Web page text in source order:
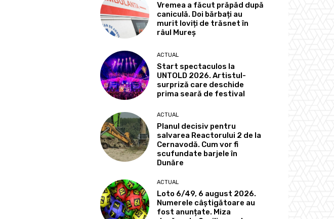
Vremea a făcut prăpăd după
caniculă. Doi bărbați au
murit loviți de trăsnet în
râul Mureș
ACTUAL
Start spectaculos la
UNTOLD 2026. Artistul-
surpriză care deschide
prima seară de festival
ACTUAL
Planul decisiv pentru
salvarea Reactorului 2 de la
Cernavodă. Cum vor fi
scufundate barjele în
Dunăre
ACTUAL
Loto 6/49, 6 august 2026.
Numerele câștigătoare au
fost anunțate. Miza